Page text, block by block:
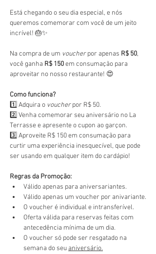
Está chegando o seu dia especial, e nós
queremos comemorar com você de um jeito
incrível! 🎂✨
Na compra de um voucher por apenas R$ 50,
você ganha R$ 150 em consumação para
aproveitar no nosso restaurante! 😍
Como funciona?
1️⃣ Adquira o voucher por R$ 50.
2️⃣ Venha comemorar seu aniversário no La
Terrasse e apresente o cupon ao garçon.
3️⃣ Aproveite R$ 150 em consumação para
curtir uma experiência inesquecível, que pode
ser usando em qualquer item do cardápio!
Regras da Promoção:
Válido apenas para aniversariantes.
Válido apenas um voucher por anivariante.
O voucher é individual e intransferível.
Oferta válida para reservas feitas com
antecedência mínima de um dia.
O voucher só pode ser resgatado na
semana do seu aniversário.